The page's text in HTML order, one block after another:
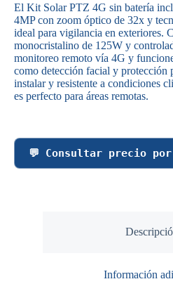
El Kit Solar PTZ 4G sin batería
4MP con zoom óptico de 32x y
ideal para vigilancia en exteriores.
monocristalino de 125W y
monitoreo remoto vía 4G y
como detección facial y protección
instalar y resistente a condiciones
es perfecto para áreas remotas.
💬 Consultar precio por
Información